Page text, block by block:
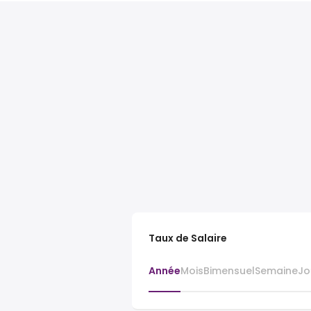
Taux de Salaire
AnnéeMoisBimensuelSemaine